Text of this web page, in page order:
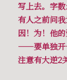
写上去。字
有人之前问
因！为！
——要单独
注意有大逆2